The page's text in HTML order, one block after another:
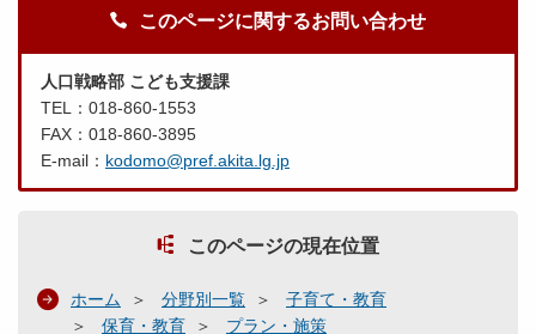
このページに関するお問い合わせ
人口戦略部 こども支援課
TEL：018-860-1553
FAX：018-860-3895
E-mail： kodomo@pref.akita.lg.jp
このページの現在位置
ホーム 分野別一覧
子育て・教育
保育・教育
プラン・施策